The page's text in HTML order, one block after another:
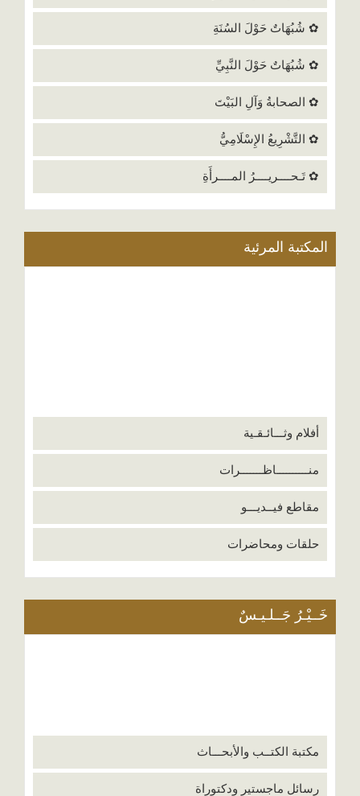
✿ شُبُهَاتٌ حَوْلَ السُنَةِ
✿ شُبُهَاتٌ حَوْلَ النَّبِيِّ
✿ الصحابةُ وَآلِ البَيْتَ
✿ التَّشْرِيعُ الإِسْلَامِيُّ
✿ تَـحــــريــــرُ المــــرأَةِ
المكتبة المرئية
أفلام وثـــائـقـية
منــــــــــاظـــــــرات
مقاطع فيــديـــو
حلقات ومحاضرات
خَــيْـرُ جَــلـيـسٌ
مكتبة الكتــب والأبحـــاث
رسائل ماجستير ودكتوراة